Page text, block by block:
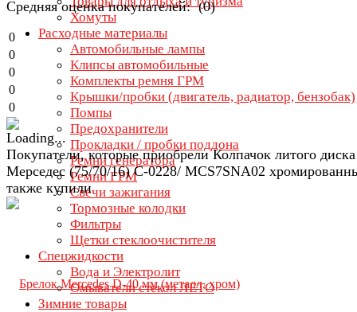
Хомуты
Расходные материалы
Автомобильные лампы
Клипсы автомобильные
Комплекты ремня ГРМ
Крышки/пробки (двигатель, радиатор, бензобак)
Помпы
Предохранители
Прокладки / пробки поддона
Ремни генератора
Ремни ГРМ
Свечи зажигания
Тормозные колодки
Фильтры
Щетки стеклоочистителя
Спецжидкости
Вода и Электролит
Омыватели стекол ЛЕТО
Зимние товары
Средняя оценка покупателей: (0)
0
0
0
0
0
Покупатели, которые приобрели Колпачок литого диска
Мерседес (75/70/16) C-0228/ MCS7SNA02
также купили